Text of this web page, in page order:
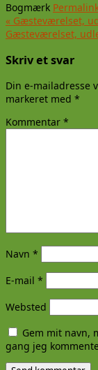
Bogmærk
« Gæsteværelset,
Gæsteværelset,
Skriv et svar
Din e-mailadresse
markeret med *
Kommentar *
Navn *
E-mail *
Websted
Gem mit navn,
gang jeg